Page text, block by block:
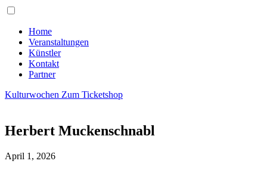
Home
Veranstaltungen
Künstler
Kontakt
Partner
Kulturwochen Zum Ticketshop
Herbert Muckenschnabl
April 1, 2026